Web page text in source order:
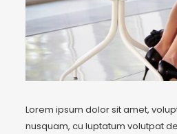
Lorem ipsum dolor sit amet,
nusquam, cu luptatum volutpat